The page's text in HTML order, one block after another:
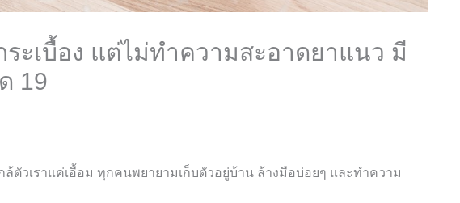
ะเบื้อง แต่ไม่ทำความสะอาดยาแนว มี
19
ล้ตัวเราแค่เอื้อม ทุกคนพยายามเก็บตัวอยู่บ้าน ล้างมือบ่อยๆ และทำความ